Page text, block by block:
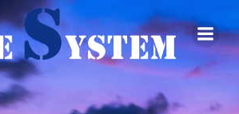
コ
ン
テ